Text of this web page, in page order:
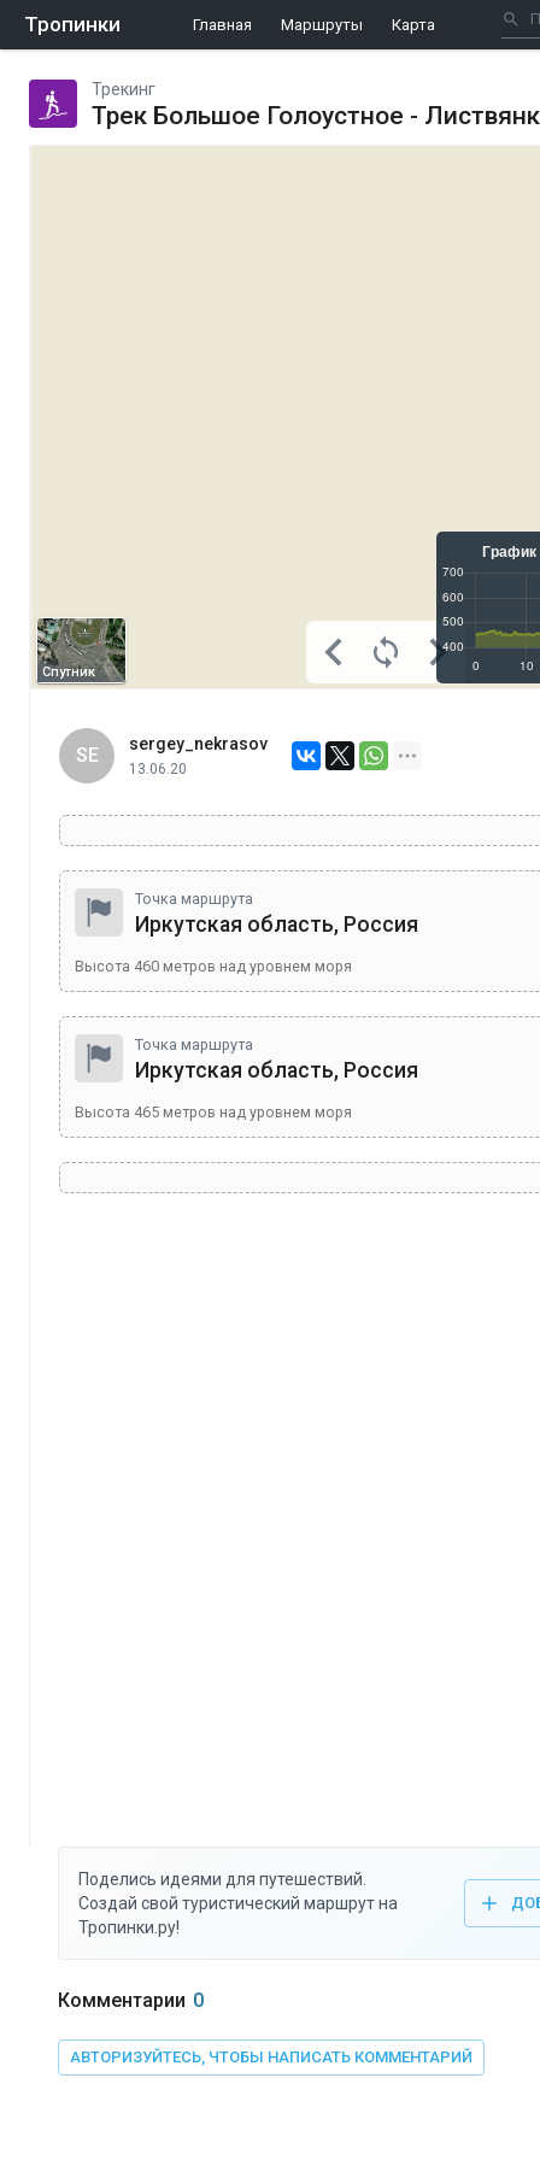
Тропинки Главная Маршруты Карта
Трекинг
Трек Большое Голоустное -
Спутник
SE
sergey_nekrasov
13.06.20
Точка маршрута
Иркутская область, Россия
Высота 460 метров над уровнем моря
Точка маршрута
Иркутская область, Россия
Высота 465 метров над уровнем моря
Поделись идеями для путешествий.
Создай свой туристический маршрут на
Тропинки.ру!
Комментарии 0
АВТОРИЗУЙТЕСЬ, ЧТОБЫ НАПИСАТЬ КОММЕНТАРИЙ